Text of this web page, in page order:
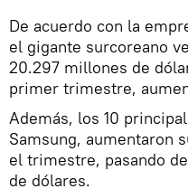
De acuerdo con la
el gigante surcoreano
20.297 millones de
primer trimestre,
Además, los 10
Samsung, aumentaron
el trimestre, pasando
de dólares.